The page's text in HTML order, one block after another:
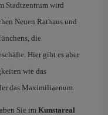
Stadtzentrum wird
Neuen Rathaus und
die
Hier gibt es aber
wie das
das Maximiliaenum.
Sie im Kunstareal